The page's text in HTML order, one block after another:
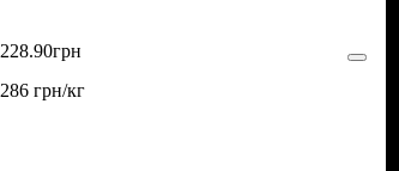
228.90грн
286 грн/кг